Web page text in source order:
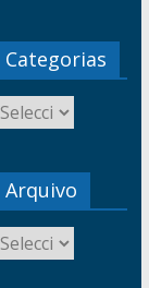
Categorias
Arquivo